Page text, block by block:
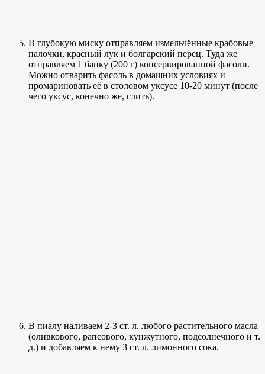
В глубокую миску отправляем измельчённые крабовые
палочки, красный лук и болгарский перец. Туда же
отправляем 1 банку (200 г) консервированной фасоли.
Можно отварить фасоль в домашних условиях и
промариновать её в столовом уксусе 10-20 минут (после
чего уксус, конечно же, слить).
В пиалу наливаем 2-3 ст. л. любого растительного масла
(оливкового, рапсового, кунжутного, подсолнечного и т.
д.) и добавляем к нему 3 ст. л. лимонного сока.